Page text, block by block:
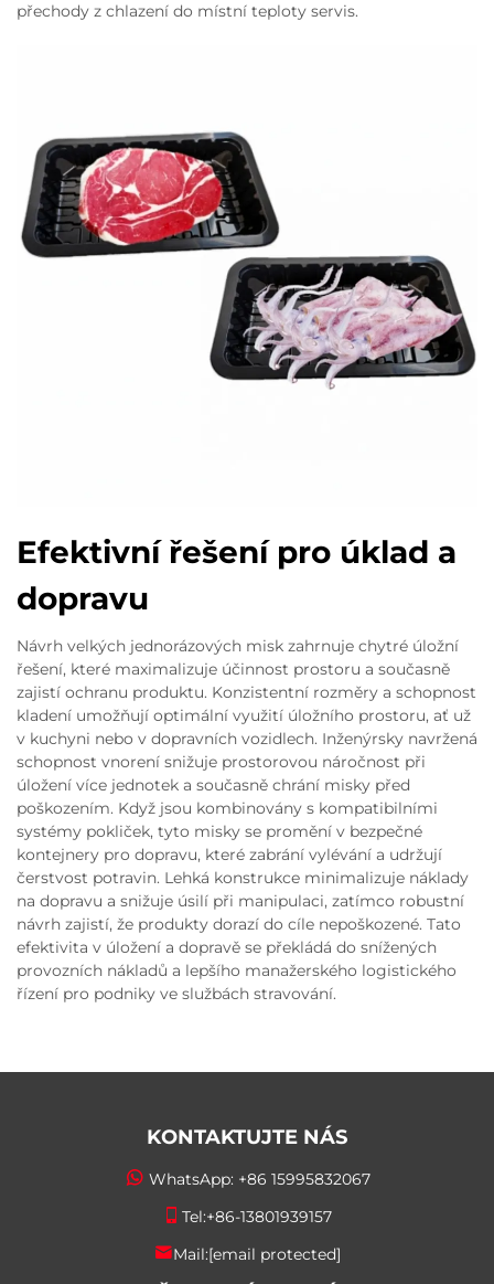
přechody z chlazení do místní teploty servis.
Efektivní řešení pro úklad a
dopravu
Návrh velkých jednorázových misk zahrnuje chytré úložní
řešení, které maximalizuje účinnost prostoru a současně
zajistí ochranu produktu. Konzistentní rozměry a schopnost
kladení umožňují optimální využití úložního prostoru, ať už
v kuchyni nebo v dopravních vozidlech. Inženýrsky navržená
schopnost vnorení snižuje prostorovou náročnost při
úložení více jednotek a současně chrání misky před
poškozením. Když jsou kombinovány s kompatibilními
systémy pokliček, tyto misky se promění v bezpečné
kontejnery pro dopravu, které zabrání vylévání a udržují
čerstvost potravin. Lehká konstrukce minimalizuje náklady
na dopravu a snižuje úsilí při manipulaci, zatímco robustní
návrh zajistí, že produkty dorazí do cíle nepoškozené. Tato
efektivita v úložení a dopravě se překládá do snížených
provozních nákladů a lepšího manažerského logistického
řízení pro podniky ve službách stravování.
KONTAKTUJTE NÁS
WhatsApp: +86 15995832067
Tel:+86-13801939157
Mail:[email protected]